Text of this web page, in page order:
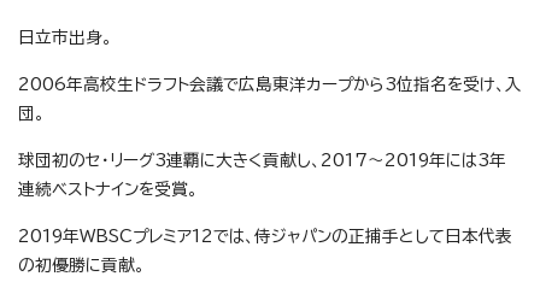
日立市出身。
2006年高校生ドラフト会議で広島東洋カープから3位指名を受け、入
団。
球団初のセ・リーグ3連覇に大きく貢献し、2017～2019年には3年
連続ベストナインを受賞。
2019年WBSCプレミア12では、侍ジャパンの正捕手として日本代表
の初優勝に貢献。